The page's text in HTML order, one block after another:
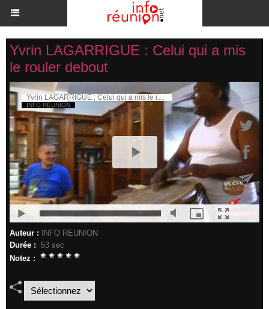
Yvrin LAGARRIGUE : Celui qui a mis
le rouler debout
Auteur :
INFO REUNION
Durée : 53 sec
Notez :